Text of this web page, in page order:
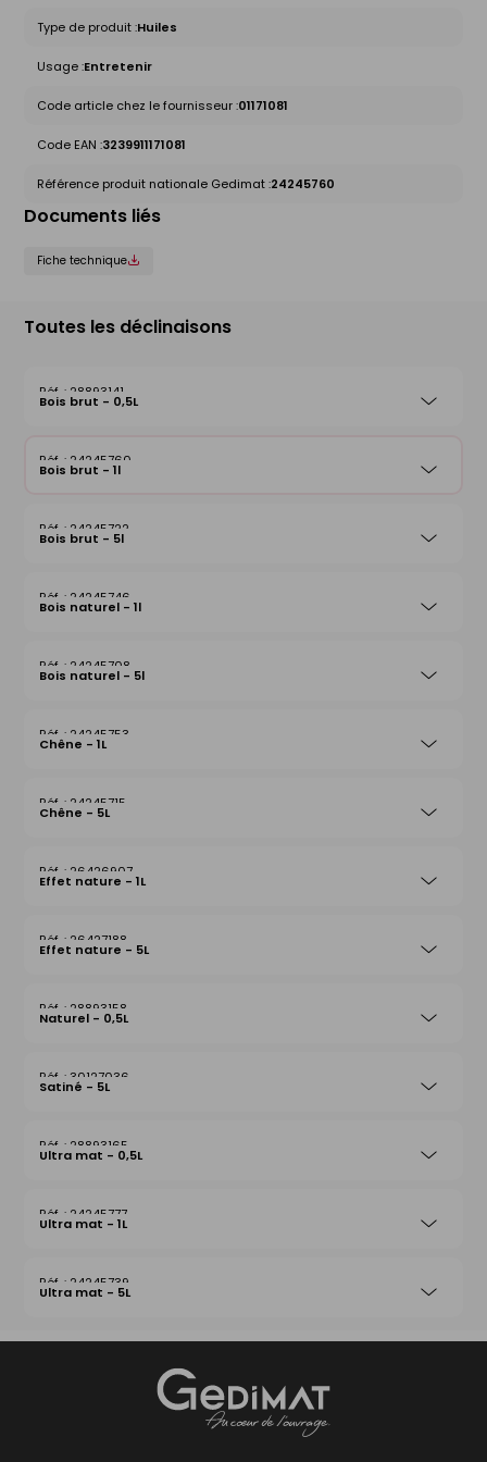
Type de produit :Huiles
Usage :Entretenir
Code article chez le fournisseur :01171081
Code EAN :3239911171081
Référence produit nationale Gedimat :24245760
Documents liés
Fiche technique
Toutes les déclinaisons
28893141
Bois brut - 0,5L
24245760
Bois brut - 1l
24245722
Bois brut - 5l
24245746
Bois naturel - 1l
24245708
Bois naturel - 5l
24245753
Chêne - 1L
24245715
Chêne - 5L
26426907
Effet nature - 1L
26427188
Effet nature - 5L
28893158
Naturel - 0,5L
30127036
Satiné - 5L
28893165
Ultra mat - 0,5L
24245777
Ultra mat - 1L
24245739
Ultra mat - 5L